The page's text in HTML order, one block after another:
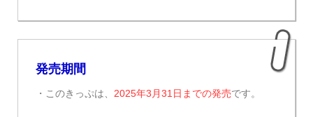
発売期間
・このきっぷは、 2025年3月31日までの発売です。